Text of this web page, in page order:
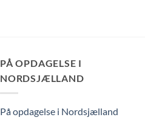
PÅ OPDAGELSE I
NORDSJÆLLAND
På opdagelse i Nordsjælland